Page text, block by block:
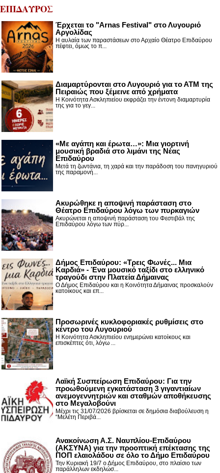
ΕΠΙΔΑΥΡΟΣ
Έρχεται το "Arnas Festival" στο Λυγουριό
Αργολίδας
Η αυλαία των παραστάσεων στο Αρχαίο Θέατρο Επιδαύρου
πέφτει, όμως το π...
Διαμαρτύρονται στο Λυγουριό για το ΑΤΜ της
Πειραιώς που ξέμεινε από χρήματα
Η Κοινότητα Ασκληπιείου εκφράζει την έντονη διαμαρτυρία
της για το γεγ...
«Με αγάπη και έρωτα…»: Μια γιορτινή
μουσική βραδιά στο λιμάνι της Νέας
Επιδαύρου
Μετά τη ζωντάνια, τη χαρά και την παράδοση του πανηγυριού
της παραμονή...
Ακυρώθηκε η αποψινή παράσταση στο
Θέατρο Επιδαύρου λόγω των πυρκαγιών
Ακυρώνεται η αποψινή παράσταση του Φεστιβάλ της
Επιδαύρου λόγω των πύρ...
Δήμος Επιδαύρου: «Τρεις Φωνές... Μια
Καρδιά» - Ένα μουσικό ταξίδι στο ελληνικό
τραγούδι στην Πλατεία Δήμαινας
Ο Δήμος Επιδαύρου και η Κοινότητα Δήμαινας προσκαλούν
κατοίκους και επ...
Προσωρινές κυκλοφοριακές ρυθμίσεις στο
κέντρο του Λυγουριού
Η Κοινότητα Ασκληπιείου ενημερώνει κατοίκους και
επισκέπτες ότι, λόγω ...
Λαϊκή Συσπείρωση Επιδαύρου: Για την
προωθούμενη εγκατάσταση 3 γιγαντιαίων
ανεμογεννητριών και σταθμών αποθήκευσης
στο Μεγαλοβούνι
Μέχρι τις 31/07/2026 βρίσκεται σε δημόσια διαβούλευση η
“Μελέτη Περιβά...
Ανακοίνωση Α.Σ. Ναυπλίου-Επιδαύρου
(ΑΚΣΥΝΑ) για την προοπτική επέκτασης της
ΠΟΠ ελαιολάδου σε όλο το Δήμο Επιδαύρου
Την Κυριακή 19/7 ο Δήμος Επιδαύρου, στο πλαίσιο των
παράλληλων εκδηλώσ...